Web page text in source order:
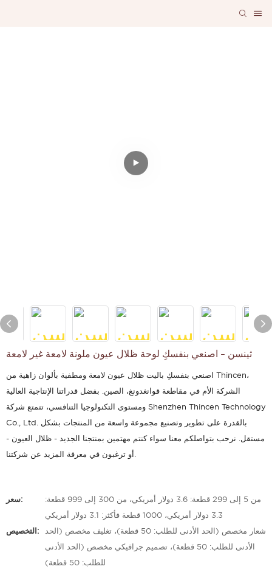
ثينسن - اصنعي بنفسكِ لوحة ظلال عيون ملونة لامعة غير لامعة
اصنعي بنفسكِ باليت ظلال عيون لامعة ومطفية بألوان زاهية من Thincen،
الشركة الأم في مقاطعة قوانغدونغ، الصين. بفضل قدراتنا الإنتاجية العالية
ومستوى التكنولوجيا التنافسي، تتمتع شركة Shenzhen Thincen Technology
Co., Ltd. بالقدرة على تطوير وتصنيع مجموعة واسعة من المنتجات بشكل
مستقل. نرحب بتواصلكم معنا سواء كنتم مهتمين بمنتجنا الجديد - ظلال العيون -
سعر: من 5 إلى 299 قطعة: 3.6 دولار أمريكي، من 300 إلى 999 قطعة:
3.3 دولار أمريكي، 1000 قطعة فأكثر: 3.1 دولار أمريكي
التخصيص: شعار مخصص (الحد الأدنى للطلب: 50 قطعة)، تغليف مخصص (الحد
الأدنى للطلب: 50 قطعة)، تصميم جرافيكي مخصص (الحد الأدنى
للطلب: 50 قطعة)